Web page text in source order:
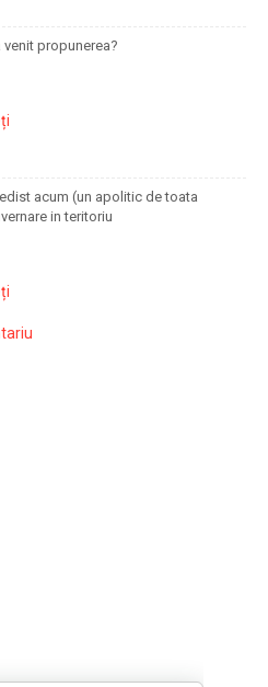
propunerea?
acum (un apolitic de toata
in teritoriu